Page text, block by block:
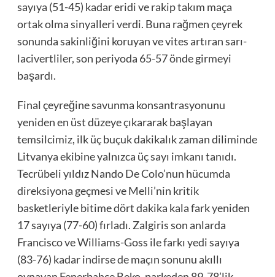
sayıya (51-45) kadar eridi ve rakip takım maça
ortak olma sinyalleri verdi. Buna rağmen çeyrek
sonunda sakinliğini koruyan ve vites artıran sarı-
lacivertliler, son periyoda 65-57 önde girmeyi
başardı.
Final çeyreğine savunma konsantrasyonunu
yeniden en üst düzeye çıkararak başlayan
temsilcimiz, ilk üç buçuk dakikalık zaman diliminde
Litvanya ekibine yalnızca üç sayı imkanı tanıdı.
Tecrübeli yıldız Nando De Colo’nun hücumda
direksiyona geçmesi ve Melli’nin kritik
basketleriyle bitime dört dakika kala fark yeniden
17 sayıya (77-60) fırladı. Zalgiris son anlarda
Francisco ve Williams-Goss ile farkı yedi sayıya
(83-76) kadar indirse de maçın sonunu akıllı